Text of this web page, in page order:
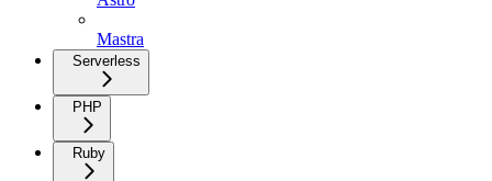
Mastra
Serverless
PHP
Ruby